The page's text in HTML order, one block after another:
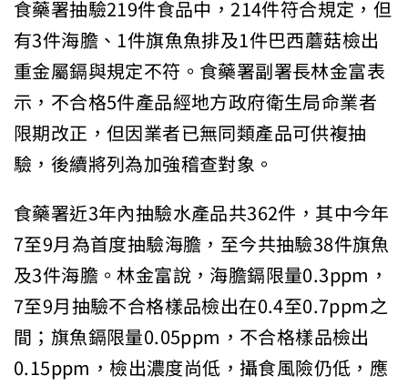
有3件海膽、1件旗魚魚排及1件巴西蘑菇檢出
重金屬鎘與規定不符。食藥署副署長林金富表
示，不合格5件產品經地方政府衛生局命業者
限期改正，但因業者已無同類產品可供複抽
驗，後續將列為加強稽查對象。
食藥署近3年內抽驗水產品共362件，其中今年
7至9月為首度抽驗海膽，至今共抽驗38件旗魚
及3件海膽。林金富說，海膽鎘限量0.3ppm，
7至9月抽驗不合格樣品檢出在0.4至0.7ppm之
間；旗魚鎘限量0.05ppm，不合格樣品檢出
0.15ppm，檢出濃度尚低，攝食風險仍低，應